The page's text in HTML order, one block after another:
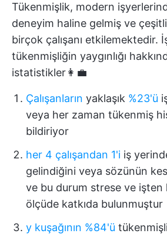
Tükenmişlik, modern
deneyim haline gelmiş ve
birçok çalışanı etkilemektedir.
tükenmişliğin yaygınlığı
istatistikler👩‍💼
Çalışanların yaklaşık %23'ü
veya her zaman tükenmiş
bildiriyor
her 4 çalışandan 1'i iş
gelindiğini veya sözünün
ve bu durum strese ve işten
ölçüde katkıda bulunmuştur
y kuşağının %84'ü